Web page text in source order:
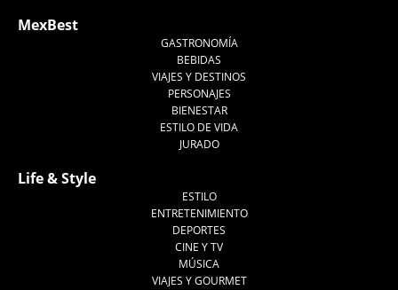
MexBest
GASTRONOMÍA
BEBIDAS
VIAJES Y DESTINOS
PERSONAJES
BIENESTAR
ESTILO DE VIDA
JURADO
Life & Style
ESTILO
ENTRETENIMIENTO
DEPORTES
CINE Y TV
MÚSICA
VIAJES Y GOURMET